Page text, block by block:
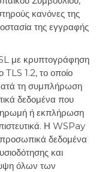
κανόνες της
της εγγραφής
με κρυπτογράφηση
1.2, το οποίο
τη συμπλήρωση
δεδομένα που
ή εκπλήρωση
Η WSPay
προσωπικά δεδομένα
και
όλων των